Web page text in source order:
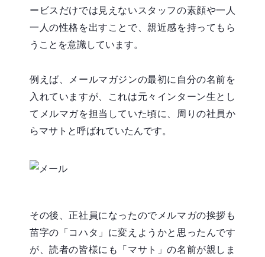
ービスだけでは見えないスタッフの素顔や一人
一人の性格を出すことで、親近感を持ってもら
うことを意識しています。
例えば、メールマガジンの最初に自分の名前を
入れていますが、これは元々インターン生とし
てメルマガを担当していた頃に、周りの社員か
らマサトと呼ばれていたんです。
その後、正社員になったのでメルマガの挨拶も
苗字の「コハタ」に変えようかと思ったんです
が、読者の皆様にも「マサト」の名前が親しま